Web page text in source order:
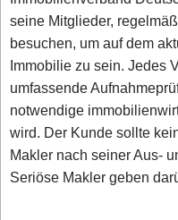
seine Mitglieder,
besuchen, um auf dem
Immobilie zu sein. Jedes
umfassende
notwendige
wird. Der Kunde sollte
Makler nach seiner Aus-
Seriöse Makler geben